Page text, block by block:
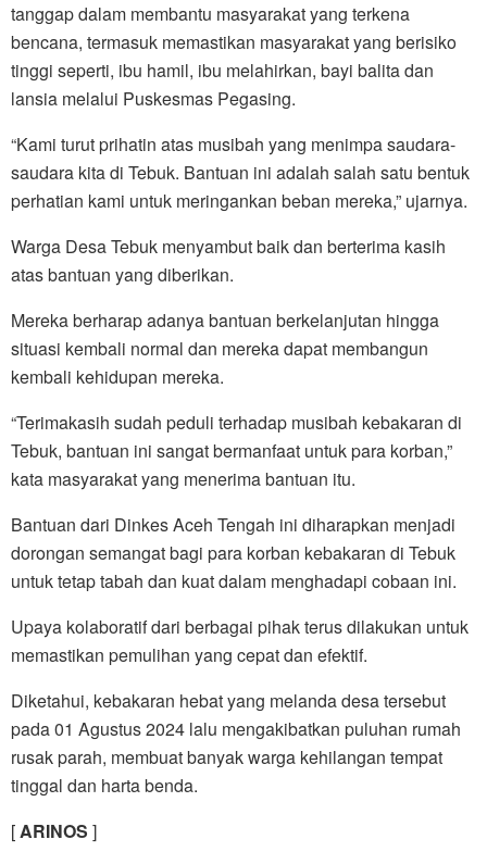
tanggap dalam membantu masyarakat yang terkena
bencana, termasuk memastikan masyarakat yang berisiko
tinggi seperti, ibu hamil, ibu melahirkan, bayi balita dan
lansia melalui Puskesmas Pegasing.
“Kami turut prihatin atas musibah yang menimpa saudara-
saudara kita di Tebuk. Bantuan ini adalah salah satu bentuk
perhatian kami untuk meringankan beban mereka,” ujarnya.
Warga Desa Tebuk menyambut baik dan berterima kasih
atas bantuan yang diberikan.
Mereka berharap adanya bantuan berkelanjutan hingga
situasi kembali normal dan mereka dapat membangun
kembali kehidupan mereka.
“Terimakasih sudah peduli terhadap musibah kebakaran di
Tebuk, bantuan ini sangat bermanfaat untuk para korban,”
kata masyarakat yang menerima bantuan itu.
Bantuan dari Dinkes Aceh Tengah ini diharapkan menjadi
dorongan semangat bagi para korban kebakaran di Tebuk
untuk tetap tabah dan kuat dalam menghadapi cobaan ini.
Upaya kolaboratif dari berbagai pihak terus dilakukan untuk
memastikan pemulihan yang cepat dan efektif.
Diketahui, kebakaran hebat yang melanda desa tersebut
pada 01 Agustus 2024 lalu mengakibatkan puluhan rumah
rusak parah, membuat banyak warga kehilangan tempat
tinggal dan harta benda.
[ARINOS ]